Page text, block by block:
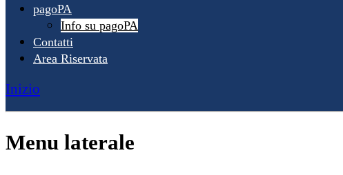
pagoPA
Info su pagoPA
Contatti
Area Riservata
Inizio
Menu laterale